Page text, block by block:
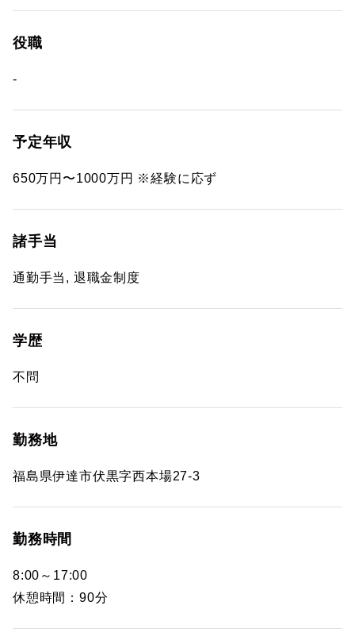
役職
-
予定年収
650万円〜1000万円 ※経験に応ず
諸手当
通勤手当, 退職金制度
学歴
不問
勤務地
福島県伊達市伏黒字西本場27‐3
勤務時間
8:00～17:00
休憩時間：90分